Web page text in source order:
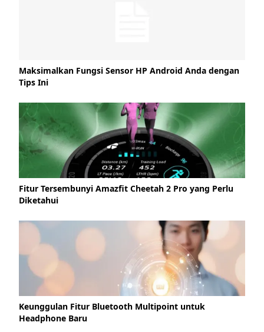
Maksimalkan Fungsi Sensor HP Android Anda dengan
Tips Ini
Fitur Tersembunyi Amazfit Cheetah 2 Pro yang Perlu
Diketahui
Keunggulan Fitur Bluetooth Multipoint untuk
Headphone Baru